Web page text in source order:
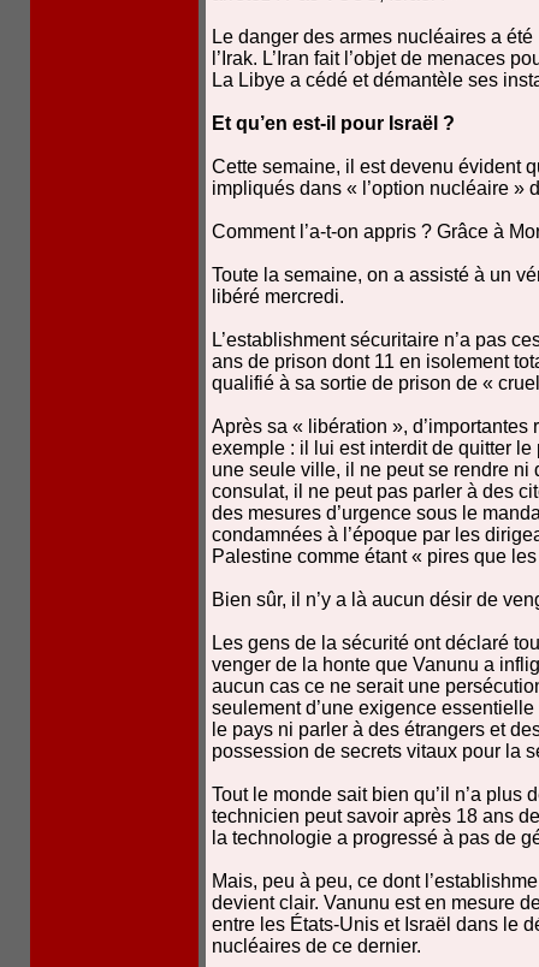
Le danger des armes nucléaires a
l’Irak. L’Iran fait l’objet de menaces
La Libye a cédé et démantèle ses
Et qu’en est-il pour Israël ?
Cette semaine, il est devenu évident
impliqués dans « l’option nucléaire »
Comment l’a-t-on appris ? Grâce à
Toute la semaine, on a assisté à un
libéré mercredi.
L’establishment sécuritaire n’a pas
ans de prison dont 11 en isolement
qualifié à sa sortie de prison de «
Après sa « libération »,
exemple : il lui est interdit de quitter
une seule ville, il ne peut se rendre
consulat, il ne peut pas parler à des
des mesures d’urgence sous le
condamnées à l’époque par les
Palestine comme étant « pires que
Bien sûr, il n’y a là aucun désir de
Les gens de la sécurité ont déclaré
venger de la honte que Vanunu a
aucun cas ce ne serait une
seulement d’une exigence
le pays ni parler à des étrangers et
possession de secrets vitaux pour la
Tout le monde sait bien qu’il n’a plus
technicien peut savoir après 18 ans
la technologie a progressé à pas de
Mais, peu à peu, ce dont
devient clair. Vanunu est en mesure
entre les États-Unis et Israël dans le
nucléaires de ce dernier.